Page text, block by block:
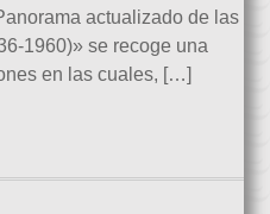
actualizado de las
1960)» se recoge una
en las cuales, […]